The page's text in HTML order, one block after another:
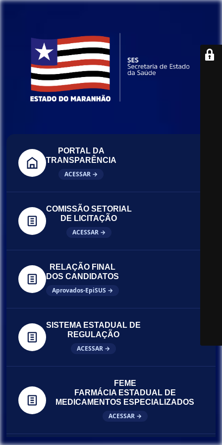
PORTAL DA
TRANSPARÊNCIA
ACESSAR →
COMISSÃO SETORIAL
DE LICITAÇÃO
ACESSAR →
RELAÇÃO FINAL
DOS CANDIDATOS
Aprovados-EpiSUS →
SISTEMA ESTADUAL DE
REGULAÇÃO
ACESSAR →
FEME
FARMÁCIA ESTADUAL DE
MEDICAMENTOS ESPECIALIZADOS
ACESSAR →